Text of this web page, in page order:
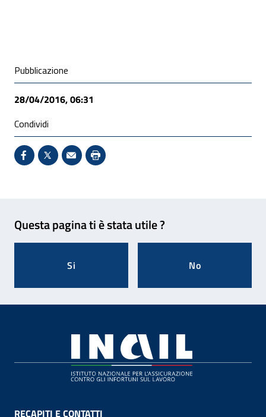
Condivisione social
Pubblicazione
28/04/2016, 06:31
Condividi
Condividi su Facebook - Sito esterno - Apertura in
X - Sito esterno - Apertura in nuova finestra
Invio Mail: apre il programma di posta
Stampa pagina: scelta meno
Questa pagina ti è stata utile ?
Si No
RECAPITI E CONTATTI